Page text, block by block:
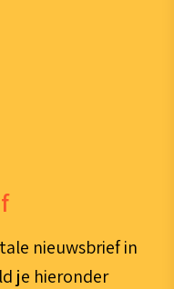
nieuwsbrief in
je hieronder